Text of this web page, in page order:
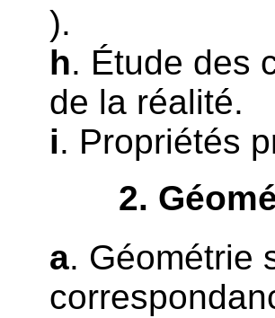
).
h. Étude des
de la réalité.
i. Propriétés
2.
a. Géométrie